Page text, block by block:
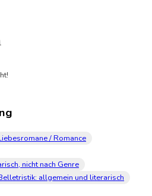
/ Romance
nicht nach Genre
allgemein und literarisch